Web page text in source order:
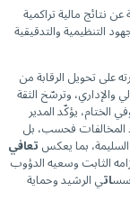
نتائج مالية تراكمية
للجهود التنظيمية والتدقيقية
على تحويل الرقابة من
والإداري، وترسّخ الثقة
الختام، يؤكّد المدير
المخالفات فحسب، بل
بما يعكستعافي
الثابت وسعيه الدؤوب
اتي الرشيد وحماية